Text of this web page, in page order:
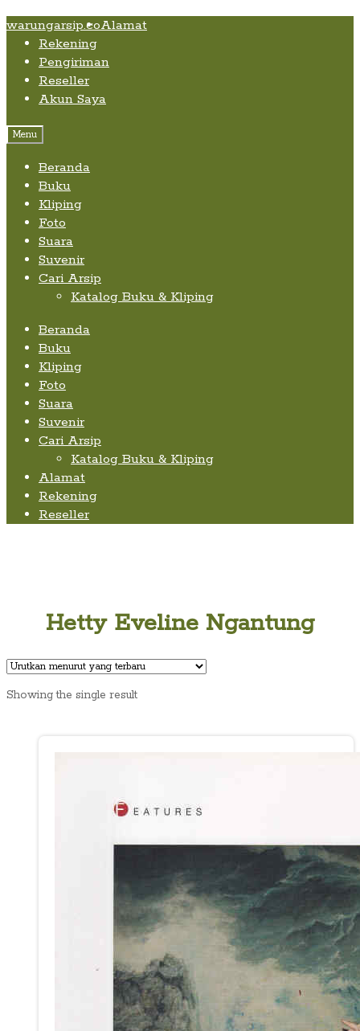
Skip
content
Skip
navigation
Skip
content
warungarsip.coAlamat
Rekening
Pengiriman
Reseller
Akun Saya
Menu
Beranda
Buku
Kliping
Foto
Suara
Suvenir
Cari Arsip
Katalog Buku & Kliping
Beranda
Buku
Kliping
Foto
Suara
Suvenir
Cari Arsip
Katalog Buku & Kliping
Alamat
Rekening
Reseller
Hetty Eveline Ngantung
Showing the single result